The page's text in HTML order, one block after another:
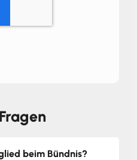
beim Bündnis?